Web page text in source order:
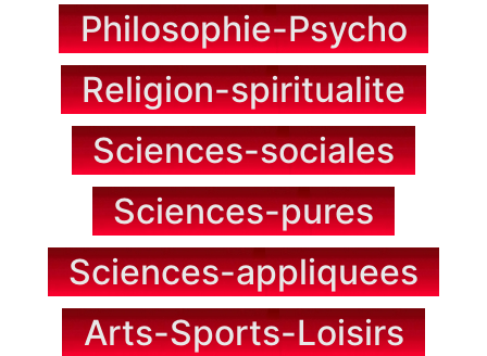
Philosophie-Psycho
Religion-spiritualite
Sciences-sociales
Sciences-pures
Sciences-appliquees
Arts-Sports-Loisirs